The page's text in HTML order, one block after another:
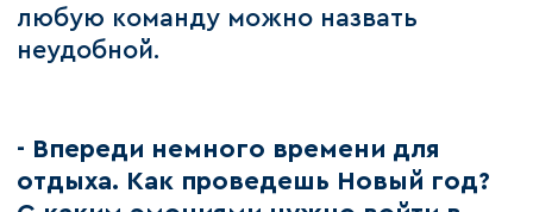
любую команду можно назвать
неудобной.
- Впереди немного времени для
отдыха. Как проведешь Новый год?